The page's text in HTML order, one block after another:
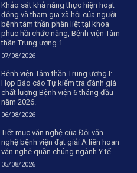
Khảo sát khả năng thực hiện hoạt
động và tham gia xã hội của người
bệnh tâm thần phân liệt tại khoa
phục hồi chức năng, Bệnh viện Tâm
thần Trung ương 1.
07/08/2026
Bệnh viện Tâm thần Trung ương I:
Họp Báo cáo Tự kiểm tra đánh giá
chất lượng Bệnh viện 6 tháng đầu
năm 2026.
06/08/2026
Tiết mục văn nghệ của Đội văn
nghệ bệnh viện đạt giải A liên hoan
văn nghệ quần chúng ngành Y tế.
05/08/2026